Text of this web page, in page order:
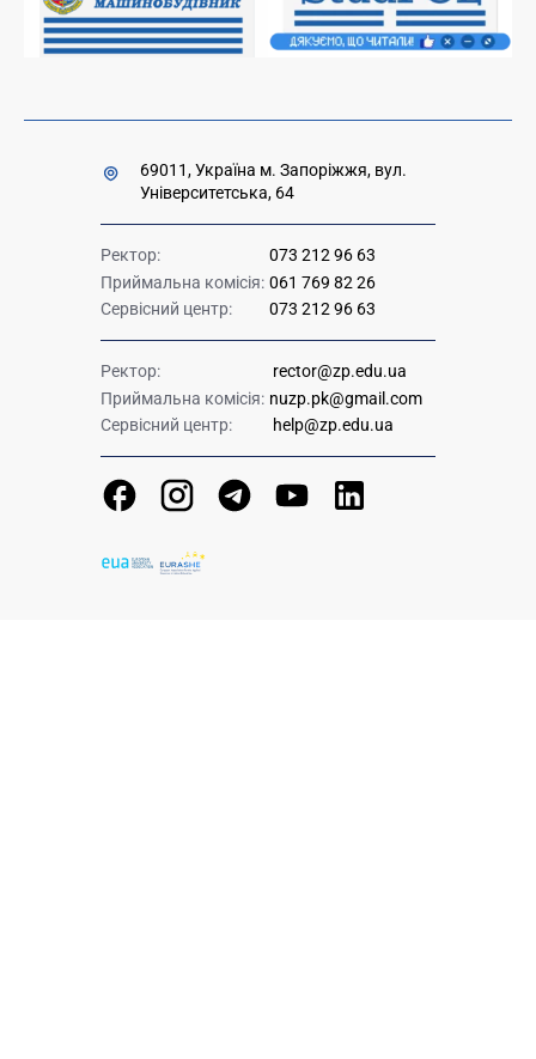
Урядова "гаряча лінія" 1545
69011, Україна м. Запоріжжя, вул.
Університетська, 64
Ректор:
073 212 96 63
Приймальна комісія: 061 769 82 26
Сервісний центр:
073 212 96 63
Ректор:
rector@zp.edu.ua
Приймальна комісія: nuzp.pk@gmail.com
Сервісний центр:
help@zp.edu.ua